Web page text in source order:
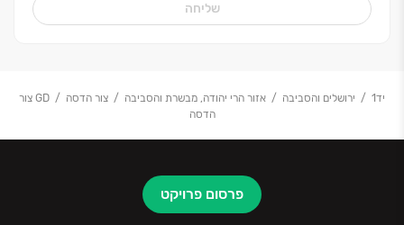
שליחה
יד1 ירושלים והסביבה אזור הרי יהודה, מבשרת והסביבה צור הדסה
GD צור
הדסה
פרסום פרויקט